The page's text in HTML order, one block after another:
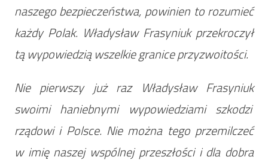
naszego bezpieczeństwa, powinien to rozumieć
każdy Polak. Władysław Frasyniuk przekroczył
tą wypowiedzią wszelkie granice przyzwoitości.
Nie pierwszy już raz Władysław Frasyniuk
swoimi haniebnymi wypowiedziami szkodzi
rządowi i Polsce. Nie można tego przemilczeć
w imię naszej wspólnej przeszłości i dla dobra